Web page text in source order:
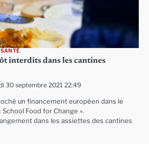
SANTÉ
interdits dans les cantines
30 septembre 2021 22:49
un financement européen dans le
Food for Change ».
dans les assiettes des cantines